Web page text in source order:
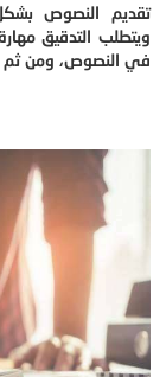
تقديم النصوص
ويتطلب التدقيق
في النصوص، ومن ثم